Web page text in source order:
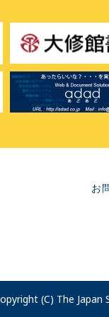
お
(C) The Japan